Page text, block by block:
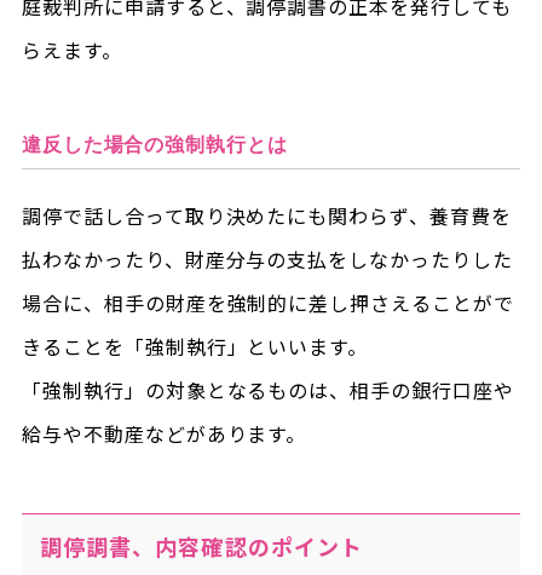
らえます。
違反した場合の強制執行とは
調停で話し合って取り決めたにも関わらず、養育費を
払わなかったり、財産分与の支払をしなかったりした
場合に、相手の財産を強制的に差し押さえることがで
きることを「強制執行」といいます。
「強制執行」の対象となるものは、相手の銀行口座や
給与や不動産などがあります。
調停調書、内容確認のポイント